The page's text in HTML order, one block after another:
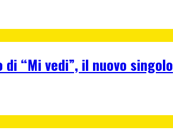
di “Mi vedi”, il nuovo singolo